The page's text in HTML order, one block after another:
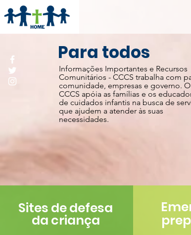
Para todos
Informações Importantes e Recursos
Comunitários - CCCS trabalha com
comunidade, empresas e governo. O
CCCS apóia as famílias e os
de cuidados infantis na busca de
que ajudem a atender às suas
necessidades.
Sites de defesa
da criança